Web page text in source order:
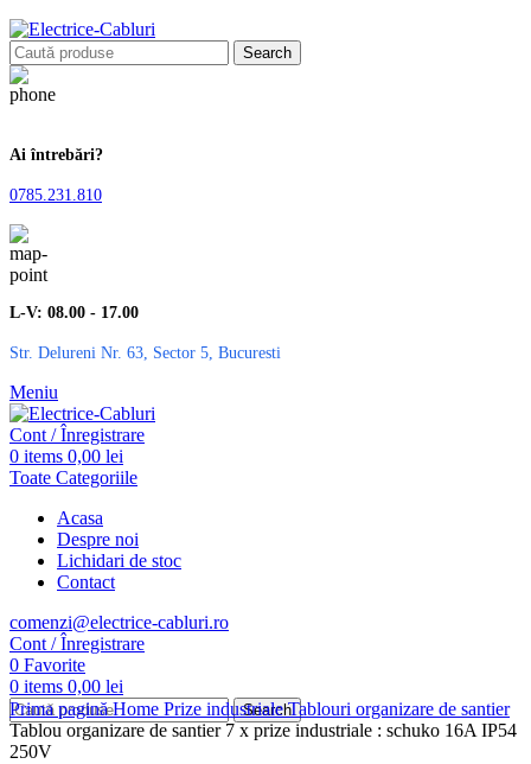
Search
Ai întrebări?
0785.231.810
L-V: 08.00 - 17.00
Str. Delureni Nr. 63, Sector 5, Bucuresti
Meniu
Cont / Înregistrare
0 items 0,00 lei
Toate Categoriile
Acasa
Despre noi
Lichidari de stoc
Contact
comenzi@electrice-cabluri.ro
Cont / Înregistrare
0 Favorite
0 items 0,00 lei
Search
Prima paginăHome Prize industrialeTablouri organizare de santier
Tablou organizare de santier 7 x prize industriale : schuko 16A IP54
250V